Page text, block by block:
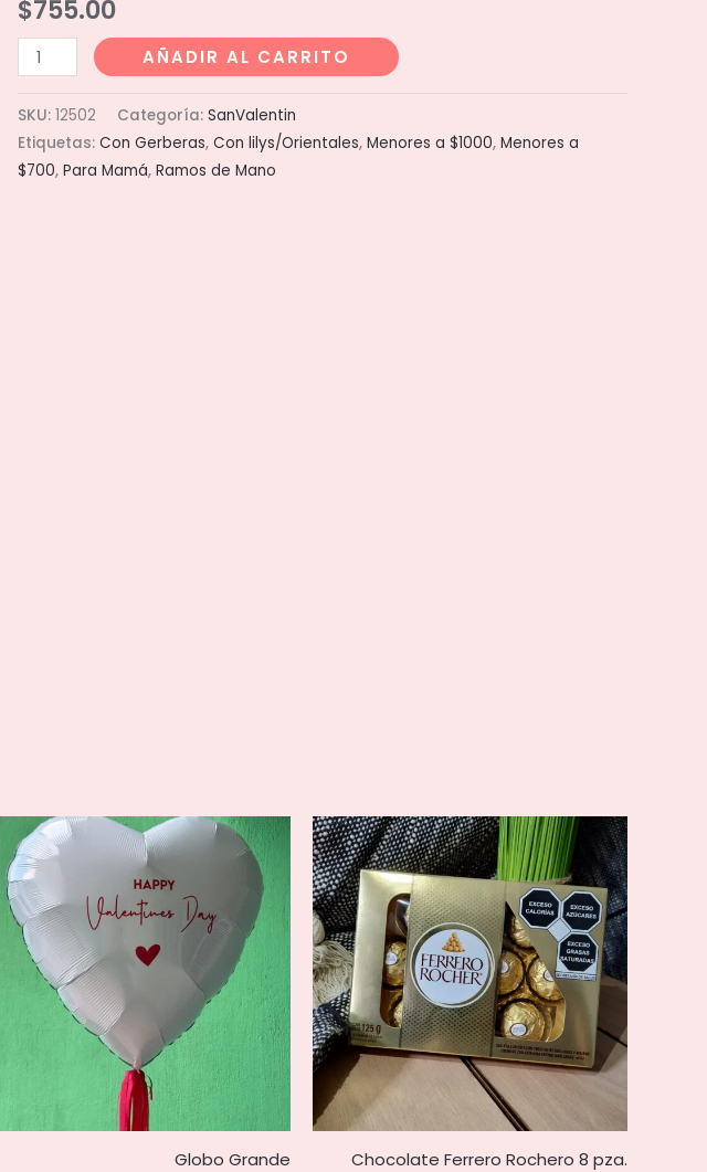
$755.00
Ramo
Alegria
cantidad
AÑADIR AL CARRITO
SKU: 12502 Categoría: SanValentin
Etiquetas: Con Gerberas, Con lilys/Orientales, Menores a $1000, Menores a
$700, Para Mamá, Ramos de Mano
Globo Grande Chocolate Ferrero Rochero 8 pza.